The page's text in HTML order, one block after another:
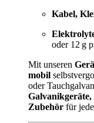
Kabel,
oder 12 g
Mit unseren
mobil
oder
Galvanikgeräte,
Zubehör für